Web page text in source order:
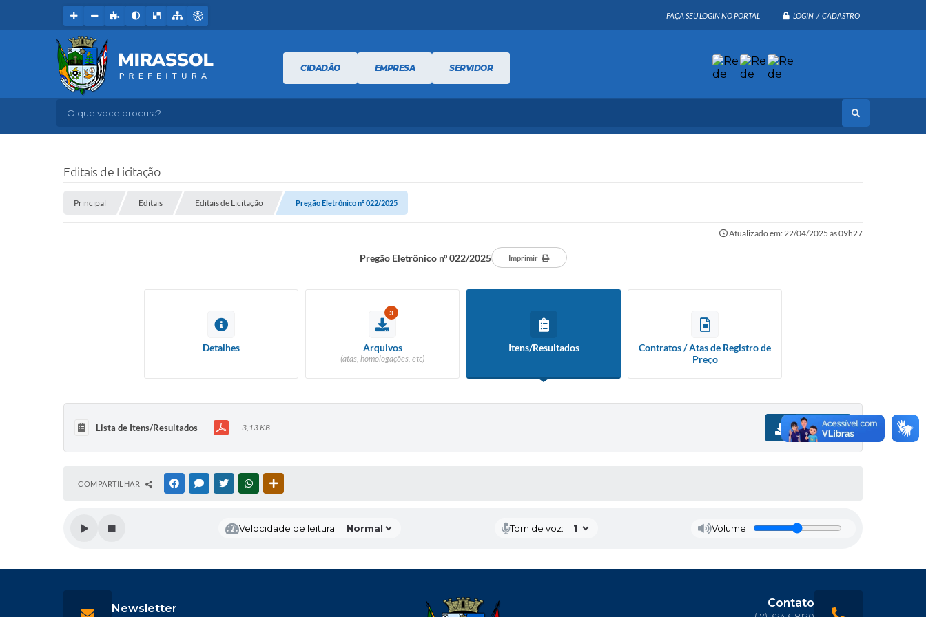
FAÇA SEU LOGIN NO PORTAL LOGIN / CADASTRO
O que voce procura?
CIDADÃO EMPRESA SERVIDOR
Editais de Licitação
Principal Editais Editais de Licitação Pregão Eletrônico nº 022/2025
Atualizado em: 22/04/2025 às 09h27
Pregão Eletrônico nº 022/2025 Imprimir
Detalhes
3
Arquivos
(atas, homologações, etc)
Itens/Resultados
Contratos / Atas de Registro de
Preço
Lista de Itens/Resultados 3,13 KB Download
COMPARTILHAR FACEBOOKMESSENGER
TWITTERWHATSAPP
Velocidade de leitura: Tom de voz: Volume
Contato
Newsletter